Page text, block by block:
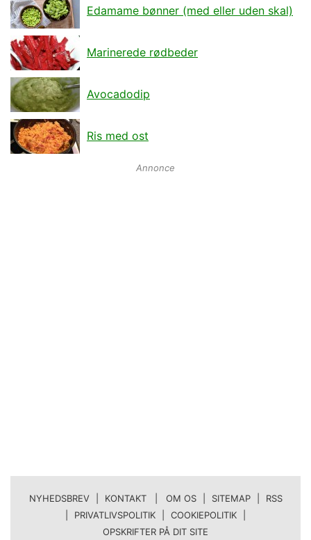
Edamame bønner (med eller uden skal)
Marinerede rødbeder
Avocadodip
Ris med ost
Annonce
NYHEDSBREV KONTAKT | OM OS SITEMAP
RSS
PRIVATLIVSPOLITIK COOKIEPOLITIK
OPSKRIFTER PÅ DIT SITE